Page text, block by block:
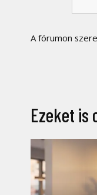
A fórumon
Ezeket is